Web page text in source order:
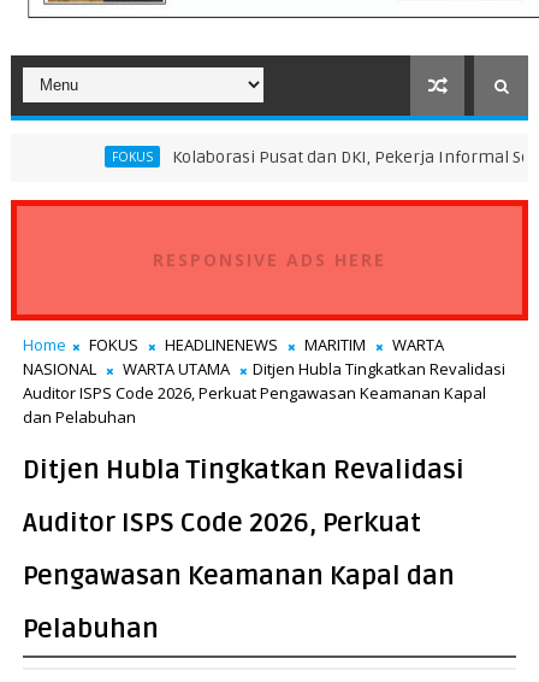
Kolaborasi Pusat dan DKI, Pekerja Informal Sektor
RESPONSIVE ADS HERE
Home FOKUS HEADLINENEWS MARITIM
WARTA
NASIONAL
WARTA UTAMA
Ditjen Hubla Tingkatkan Revalidasi
Auditor ISPS Code 2026, Perkuat Pengawasan Keamanan Kapal
dan Pelabuhan
Ditjen Hubla Tingkatkan Revalidasi
Auditor ISPS Code 2026, Perkuat
Pengawasan Keamanan Kapal dan
Pelabuhan